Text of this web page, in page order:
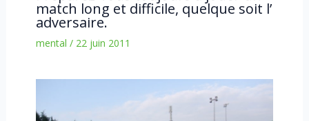
match long et difficile, quelque soit l’
adversaire.
mental / 22 juin 2011